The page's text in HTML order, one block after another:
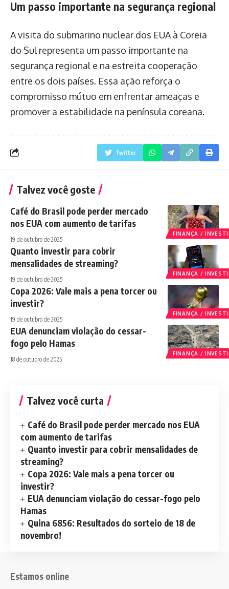
Um passo importante na segurança regional
A visita do submarino nuclear dos EUA à Coreia
do Sul representa um passo importante na
segurança regional e na estreita cooperação
entre os dois países. Essa ação reforça o
compromisso mútuo em enfrentar ameaças e
promover a estabilidade na península coreana.
Twitter
Talvez você goste
FINANÇA /
Café do Brasil pode perder mercado
nos EUA com aumento de tarifas
19 de outubro de 2025
FINANÇA /
Quanto investir para cobrir
mensalidades de streaming?
19 de outubro de 2025
FINANÇA /
Copa 2026: Vale mais a pena torcer ou
investir?
19 de outubro de 2025
FINANÇA /
EUA denunciam violação do cessar-
fogo pelo Hamas
18 de outubro de 2025
Talvez você curta
Café do Brasil pode perder mercado nos EUA
com aumento de tarifas
Quanto investir para cobrir mensalidades de
streaming?
Copa 2026: Vale mais a pena torcer ou
investir?
EUA denunciam violação do cessar-fogo pelo
Hamas
Quina 6856: Resultados do sorteio de 18 de
novembro!
Estamos online